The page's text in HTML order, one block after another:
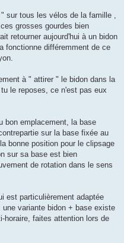
sur tous les vélos de la famille ,
grosses gourdes bien
retourner aujourd'hui à un bidon
fonctionne différemment de ce
à " attirer " le bidon dans la
le reposes, ce n'est pas eux
bon emplacement, la base
sur la base fixée au
bonne position pour le clipsage
sur sa base est bien
de rotation dans le sens
est particulièrement adaptée
variante bidon + base existe
horaire, faites attention lors de